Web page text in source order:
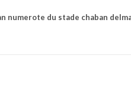
numerote du stade chaban